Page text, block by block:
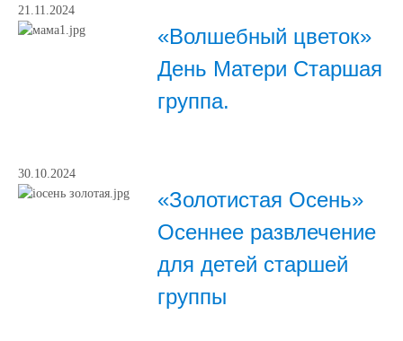
21.11.2024
«Волшебный цветок»
День Матери Старшая
группа.
30.10.2024
«Золотистая Осень»
Осеннее развлечение
для детей старшей
группы